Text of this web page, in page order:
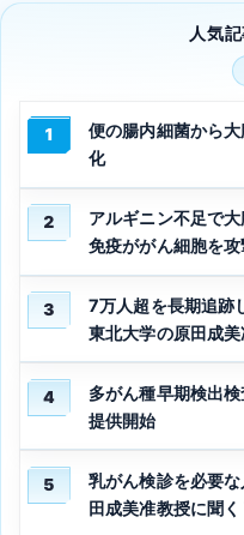
人気
1
便の腸内細菌から
化
2
アルギニン不足で
免疫ががん細胞を
3
7万人超を長期追跡
東北大学の原田成
4
多がん種早期検出
提供開始
5
乳がん検診を必要
田成美准教授に聞